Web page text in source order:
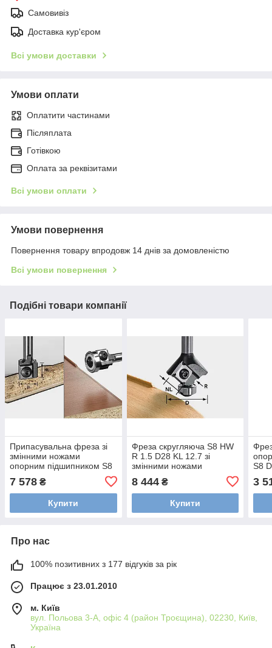
Самовивіз
Доставка кур'єром
Всі умови доставки
Умови оплати
Оплатити частинами
Післяплата
Готівкою
Оплата за реквізитами
Всі умови оплати
Умови повернення
Повернення товару впродовж 14 днів за домовленістю
Всі умови повернення
Подібні товари компанії
Припасувальна фреза зі
змінними ножами
опорним підшипником S8
хвостовик 8 мм Festool
499806
7 578 ₴
Купити
Фреза скругляюча S8 HW
R 1.5 D28 KL 12.7 зі
змінними ножами
499810
8 444₴
Купити
S8
3
Про нас
100% позитивних з 177 відгуків за рік
Працює з 23.01.2010
м. Київ
вул. Польова 3-А, офіс 4 (район Троєщина), 02230, Київ,
Україна